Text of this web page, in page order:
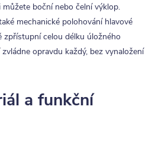
boční nebo čelní výklop.
mechanické polohování hlavové
celou délku úložného
opravdu každý, bez vynaložení
a funkční